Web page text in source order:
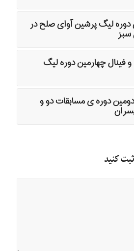
دوره لیگ پرشین آوای صلح در
و فینال چهارمین دوره لیگ
دوره ی مسابقات دو و
کنید